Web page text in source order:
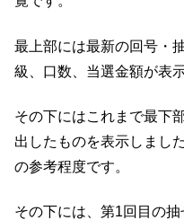
最上部には最新の回号・
級、口数、当選金額が表
その下にはこれまで最下
出したものを表示しまし
の参考程度です。
その下には、第1回目の